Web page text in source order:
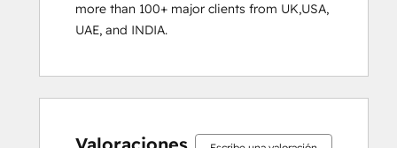
more than 100+ major clients from UK,USA,
UAE, and INDIA.